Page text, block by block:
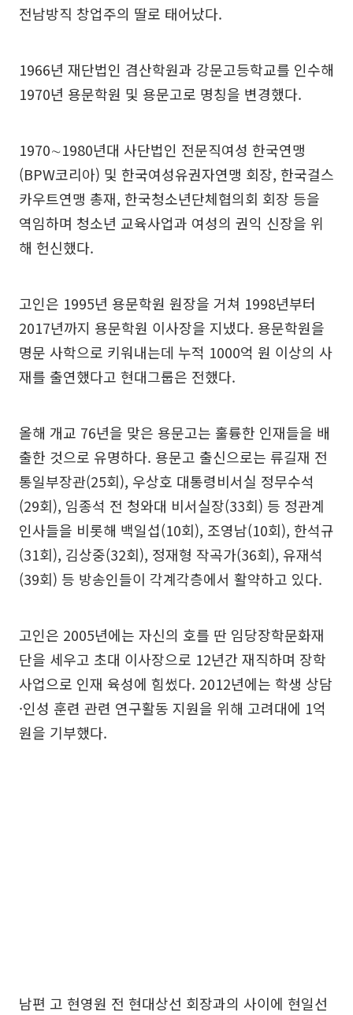
전남방직 창업주의 딸로 태어났다.
1966년 재단법인 겸산학원과 강문고등학교를 인수해
1970년 용문학원 및 용문고로 명칭을 변경했다.
1970∼1980년대 사단법인 전문직여성 한국연맹
(BPW코리아) 및 한국여성유권자연맹 회장, 한국걸스
카우트연맹 총재, 한국청소년단체협의회 회장 등을
역임하며 청소년 교육사업과 여성의 권익 신장을 위
해 헌신했다.
고인은 1995년 용문학원 원장을 거쳐 1998년부터
2017년까지 용문학원 이사장을 지냈다. 용문학원을
명문 사학으로 키워내는데 누적 1000억 원 이상의 사
재를 출연했다고 현대그룹은 전했다.
올해 개교 76년을 맞은 용문고는 훌륭한 인재들을 배
출한 것으로 유명하다. 용문고 출신으로는 류길재 전
통일부장관(25회), 우상호 대통령비서실 정무수석
(29회), 임종석 전 청와대 비서실장(33회) 등 정관계
인사들을 비롯해 백일섭(10회), 조영남(10회), 한석규
(31회), 김상중(32회), 정재형 작곡가(36회), 유재석
(39회) 등 방송인들이 각계각층에서 활약하고 있다.
고인은 2005년에는 자신의 호를 딴 임당장학문화재
단을 세우고 초대 이사장으로 12년간 재직하며 장학
사업으로 인재 육성에 힘썼다. 2012년에는 학생 상담
·인성 훈련 관련 연구활동 지원을 위해 고려대에 1억
원을 기부했다.
남편 고 현영원 전 현대상선 회장과의 사이에 현일선